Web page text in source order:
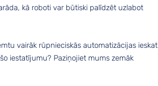
kā roboti var būtiski palīdzēt uzlabot
vairāk rūpnieciskās automatizācijas
iestatījumu? Paziņojiet mums zemāk